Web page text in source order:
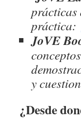
práctica:
JoVE
y
¿Desde